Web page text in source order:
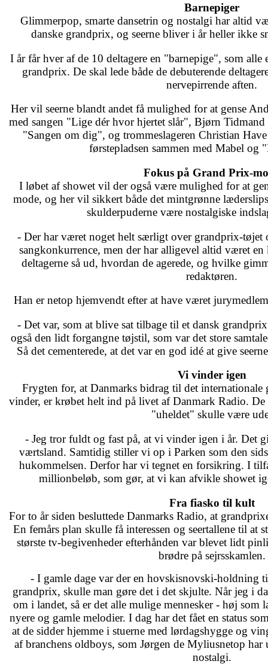
Barnepiger
Glimmerpop, smarte dansetrin og nostalgi har altid
danske grandprix, og seerne bliver i år heller ikke
I år får hver af de 10 deltagere en "barnepige", som alle
grandprix. De skal lede både de debuterende
nervepirrende aften.
Her vil seerne blandt andet få mulighed for at gense
med sangen "Lige dér hvor hjertet slår", Bjørn
"Sangen om dig", og trommeslageren Christian
førstepladsen sammen med Mabel og
Fokus på Grand Prix-
I løbet af showet vil der også være mulighed for at
mode, og her vil sikkert både det mintgrønne
skulderpuderne være nostalgiske
- Der har været noget helt særligt over grandprix-tøjet
sangkonkurrence, men der har alligevel altid været en
deltagerne så ud, hvordan de agerede, og hvilke
redaktøren.
Han er netop hjemvendt efter at have været
- Det var, som at blive sat tilbage til et dansk
også den lidt forgangne tøjstil, som var det store
Så det cementerede, at det var en god idé at give
Vi vinder igen
Frygten for, at Danmarks bidrag til det
vinder, er krøbet helt ind på livet af Danmark Radio.
"uheldet" skulle være
- Jeg tror fuldt og fast på, at vi vinder igen i år. Det
værtsland. Samtidig stiller vi op i Parken som den
hukommelsen. Derfor har vi tegnet en forsikring. I
millionbeløb, som gør, at vi kan afvikle showet
Fra fiasko til kult
For to år siden besluttede Danmarks Radio, at
En femårs plan skulle få interessen og seertallene til at
største tv-begivenheder efterhånden var blevet lidt
brødre på sejrsskamlen.
- I gamle dage var der en hovskisnovski-holdning
grandprix, skulle man gøre det i det skjulte. Når jeg i
om i landet, så er det alle mulige mennesker - høj som
nyere og gamle melodier. I dag har det fået en status
at de sidder hjemme i stuerne med lørdagshygge og
af branchens oldboys, som Jørgen de Myliusnetop
nostalgi.